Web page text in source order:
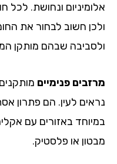
ונחושת. לכל חומר
חשוב לבחור את החומר
שבהם מותקן המרזב.
פנימייםמותקנים
לעין. הם פתרון אסתטי
באזורים עם אקלים
או פלסטיק.